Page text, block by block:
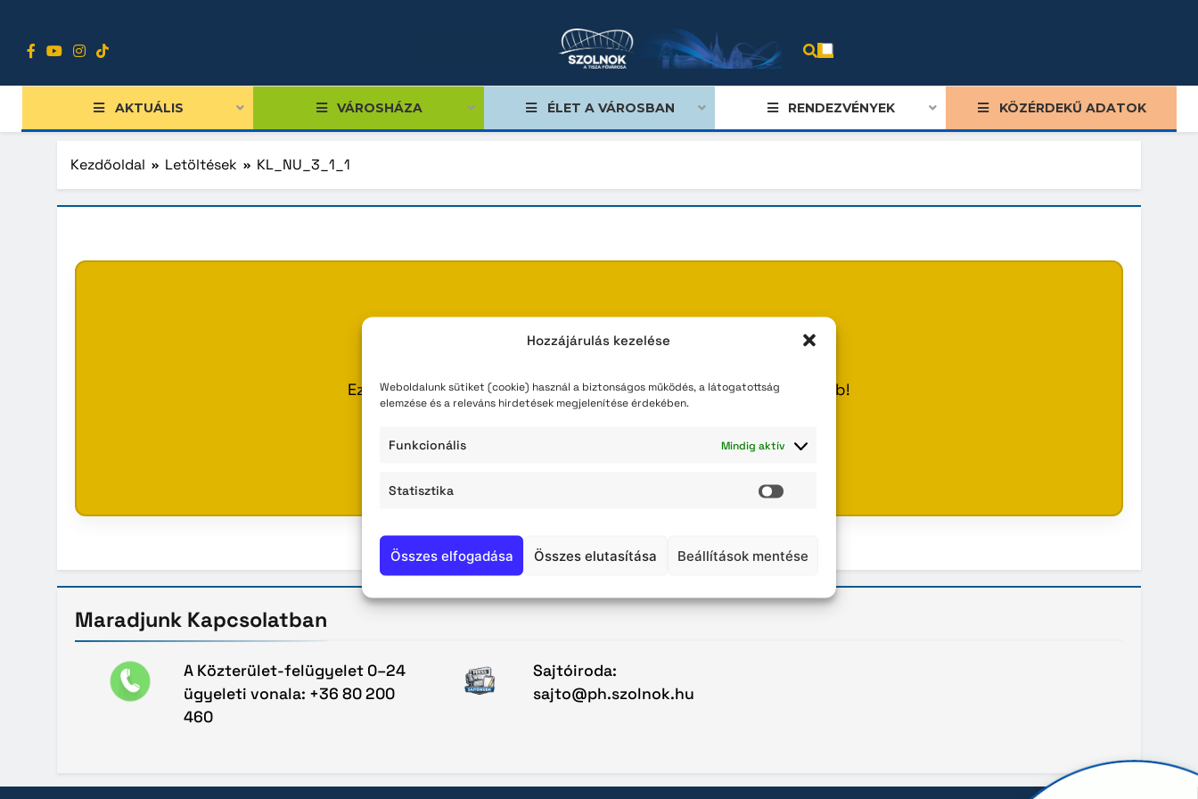
Hozzájárulás kezelése
Weboldalunk sütiket (cookie) használ a biztonságos működés, a látogatottság
elemzése és a releváns hirdetések megjelenítése érdekében.
Funkcionális Mindig aktív
Statisztika
Összes elfogadása Összes elutasítása Beállítások mentése
tartalomra
AKTUÁLIS VÁROSHÁZA
Közgyűlés
Nemzetiségi önkormányzatok
Programok, stratégiák, koncepciók
Közbeszerzés
ÉLET A VÁROSBAN RENDEZVÉNYEK KÖZÉRDEKŰ ADATOK
Kezdőoldal Letöltések KL_NU_3_1_1
Jelenleg nincs közzétett tartalom
Ez a szakasz pillanatnyilag üres. Kérjük, látogasson vissza később!
Maradjunk Kapcsolatban
A Közterület-felügyelet 0–24
ügyeleti vonala: +36 80 200
460
Sajtóiroda:
sajto@ph.szolnok.hu